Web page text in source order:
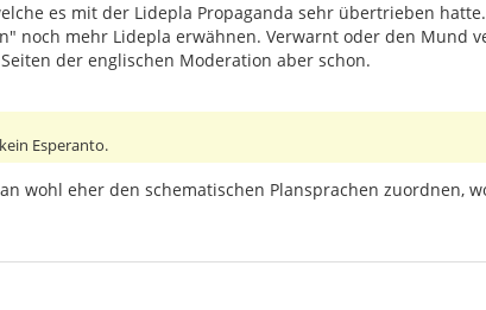
es mit der Lidepla Propaganda sehr übertrieben
noch mehr Lidepla erwähnen. Verwarnt oder den Mund
der englischen Moderation aber schon.
Esperanto.
wohl eher den schematischen Plansprachen zuordnen,